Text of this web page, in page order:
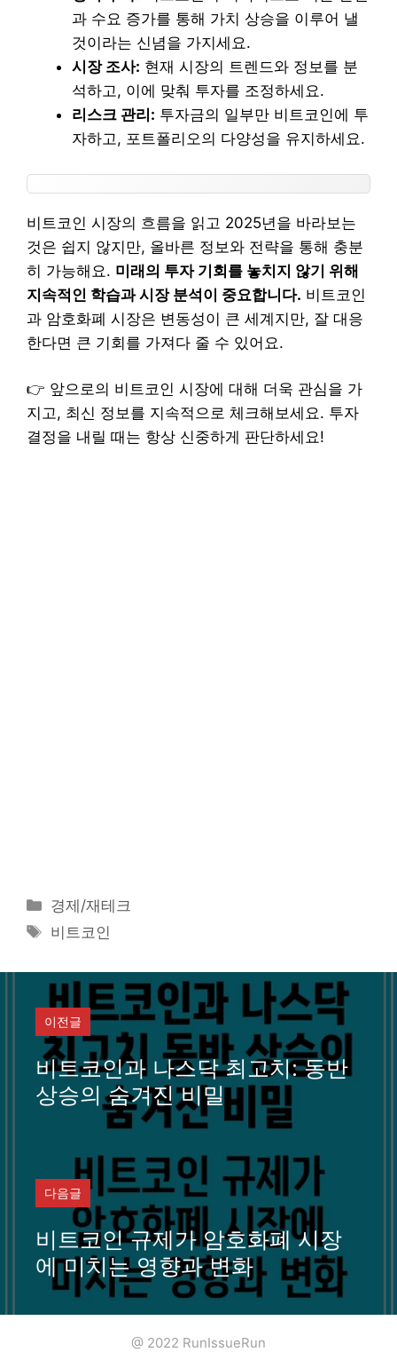
과 수요 증가를 통해 가치 상승을 이루어 낼
것이라는 신념을 가지세요.
시장 조사: 현재 시장의 트렌드와 정보를 분
석하고, 이에 맞춰 투자를 조정하세요.
리스크 관리: 투자금의 일부만 비트코인에 투
자하고, 포트폴리오의 다양성을 유지하세요.
비트코인 시장의 흐름을 읽고 2025년을 바라보는
것은 쉽지 않지만, 올바른 정보와 전략을 통해 충분
히 가능해요. 미래의 투자 기회를 놓치지 않기 위해
지속적인 학습과 시장 분석이 중요합니다. 비트코인
과 암호화폐 시장은 변동성이 큰 세계지만, 잘 대응
한다면 큰 기회를 가져다 줄 수 있어요.
👉 앞으로의 비트코인 시장에 대해 더욱 관심을 가
지고, 최신 정보를 지속적으로 체크해보세요. 투자
결정을 내릴 때는 항상 신중하게 판단하세요!
카
테
리
경제/재테크
태
비트코인
이전글
비트코인과 나스닥 최고치: 동반
상승의 숨겨진 비밀
다음글
비트코인 규제가 암호화폐 시장
에 미치는 영향과 변화
@ 2022 RunIssueRun